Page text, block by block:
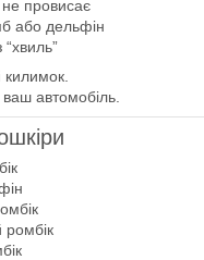
провисає
або дельфін
ваш автомобіль.